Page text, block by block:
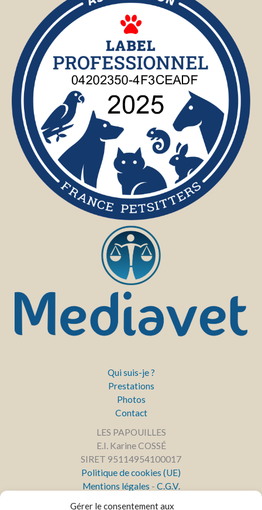
Gérer le consentement aux
Qui suis-je ?
Prestations
Photos
Contact
LES PAPOUILLES
E.I. Karine COSSÉ
SIRET 95114954100017
Politique de cookies (UE)
Mentions légales - C.G.V.